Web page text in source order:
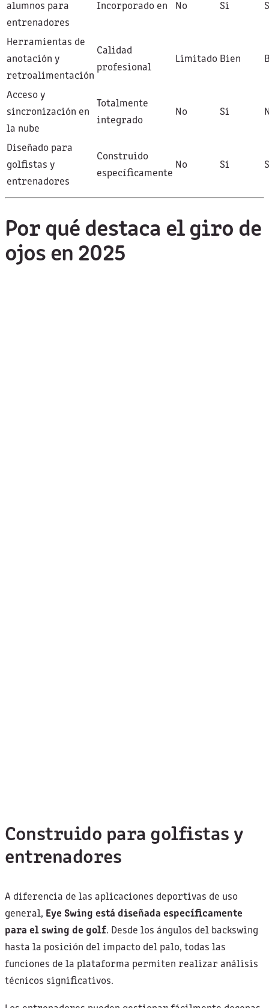
alumnos para
entrenadores
Incorporado en No Sí
Herramientas de
anotación y
retroalimentación
Calidad
profesional
Limitado Bien
Acceso y
sincronización en
la nube
Totalmente
integrado
No Sí
Diseñado para
golfistas y
entrenadores
Construido
específicamente
No Sí
Por qué destaca el giro de
ojos en 2025
Construido para golfistas y
entrenadores
A diferencia de las aplicaciones deportivas de uso
general, Eye Swing está diseñada específicamente
para el swing de golf. Desde los ángulos del backswing
hasta la posición del impacto del palo, todas las
funciones de la plataforma permiten realizar análisis
técnicos significativos.